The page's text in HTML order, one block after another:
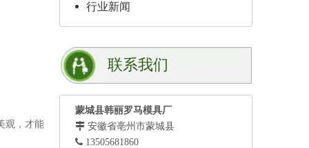
观，才能
行业新闻
联系我们
蒙城县韩丽罗马模具厂
 安徽省亳州市蒙城县
 13505681860